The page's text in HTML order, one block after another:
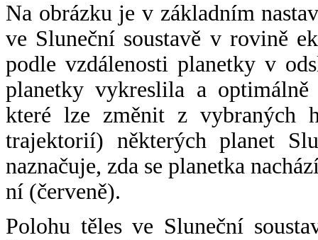
Na obrázku je v základním
ve Sluneční soustavě v rovině
podle vzdálenosti planetky v
planetky vykreslila a
které lze změnit z vybraných
trajektorií) některých planet
naznačuje, zda se planetka
ní (červeně).
Polohu těles ve Sluneční